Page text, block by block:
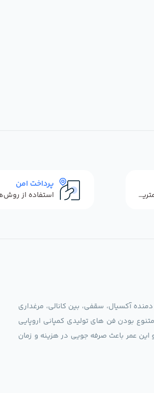
ارسال سفارش در کمترین زمان ممکن
پرداخت امن
آکسیال، سقفی، بین کانالی، مرغداری
بودن فن های تولیدی کمپانی اروپایی
شما عزیزان رو در صرف 13هفته وارد نموده و این عمر باعث صرفه جویی در هزینه و زمان